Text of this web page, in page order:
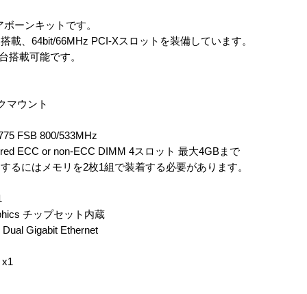
ーンキットです。
載、64bit/66MHz PCI-Xスロットを装備しています。
搭載可能です。
マウント
FSB 800/533MHz
ECC or non-ECC DIMM 4スロット 最大4GBまで
にはメモリを2枚1組で装着する必要があります。
チップセット内蔵
Gigabit Ethernet